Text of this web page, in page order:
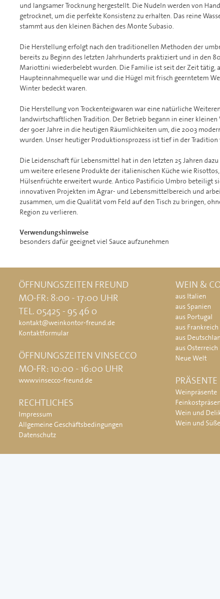
und langsamer Trocknung hergestellt. Die Nudeln werden von
getrocknet, um die perfekte Konsistenz zu erhalten. Das reine
stammt aus den kleinen Bächen des Monte Subasio.
Die Herstellung erfolgt nach den traditionellen Methoden der
bereits zu Beginn des letzten Jahrhunderts praktiziert und in den
Mariottini wiederbelebt wurden. Die Familie ist seit der Zeit tätig,
Haupteinnahmequelle war und die Hügel mit frisch geerntetem
Winter bedeckt waren.
Die Herstellung von Trockenteigwaren war eine natürliche
landwirtschaftlichen Tradition. Der Betrieb begann in einer
der 90er Jahre in die heutigen Räumlichkeiten um, die 2003
wurden. Unser heutiger Produktionsprozess ist tief in der
Die Leidenschaft für Lebensmittel hat in den letzten 25 Jahren
um weitere erlesene Produkte der italienischen Küche wie
Hülsenfrüchte erweitert wurde. Antico Pastificio Umbro beteiligt
innovativen Projekten im Agrar- und Lebensmittelbereich und
zusammen, um die Qualität vom Feld auf den Tisch zu bringen,
Region zu verlieren.
Verwendungshinweise
besonders dafür geeignet viel Sauce aufzunehmen
ÖFFNUNGSZEITEN FREUND
MO-FR: 8:00 - 17:00 UHR
TEL. 05425 - 95 46 0
kontakt@weinkontor-freund.de
Kontaktformular
ÖFFNUNGSZEITEN VINSECCO
MO-FR: 10:00 - 16:00 UHR
www.vinsecco-freund.de
RECHTLICHES
Impressum
Allgemeine Geschäftsbedingungen
Datenschutz
WEIN &
aus Italien
aus Spanien
aus Portugal
aus Frankreich
aus
aus Österreich
Neue Welt
PRÄSENTE
Weinpräsente
Wein und
Wein und